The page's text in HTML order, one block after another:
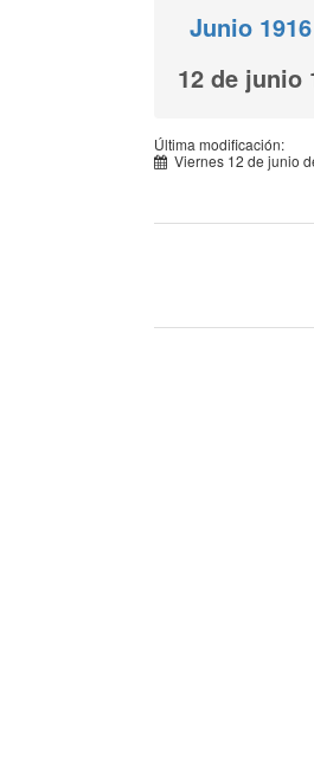
Junio 1916
12 de junio
Última modificación:
Viernes 12 de junio